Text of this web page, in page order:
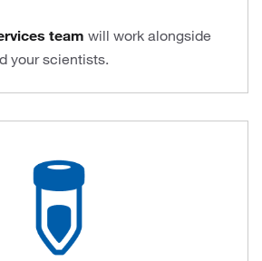
team will work alongside
your scientists.